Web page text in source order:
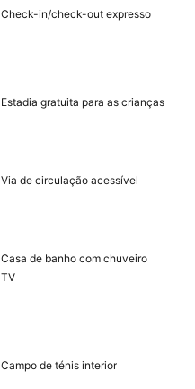
Check-in/check-out expresso
Estadia gratuita para as crianças
Via de circulação acessível
Casa de banho com chuveiro
TV
Campo de ténis interior